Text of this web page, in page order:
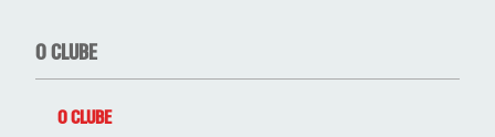
O CLUBE
O CLUBE